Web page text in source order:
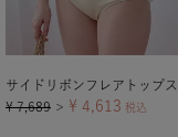
¥ 7,689 ＞ ¥ 4,613 税込